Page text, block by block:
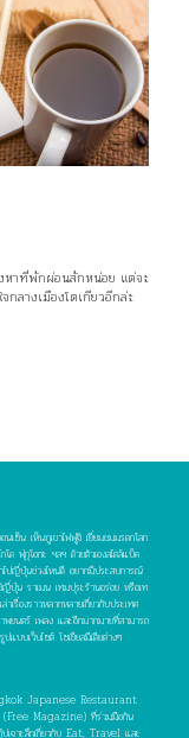
งหาที่พักผ่อนสักหน่อย แต่จะ
กลางเมืองโตเกียวอีกล่ะ
เซ็น เห็นภูเขาไฟฟูจิ เยี่ยมชมมรดกโลก
โด ฟุกุโอกะ ฯลฯ ด้วยตัวเองสไตล์แบ็ค
ไปญี่ปุ่นช่วงไหนดี อยากมีประสบการณ์
ปุ่น ราเมน เทมปุระร้านอร่อย หรือเท
เรื่องราวหลากหลายเกี่ยวกับประเทศ
นตร์ เพลง และอีกมากมายที่สามารถ
แบบเว็บไซต์ โซเชียลมีเดียต่างๆ
Japanese Restaurant
(Free Magazine) ที่ร่วมมือกัน
เจาะลึกเกี่ยวกับ Eat, Travel และ